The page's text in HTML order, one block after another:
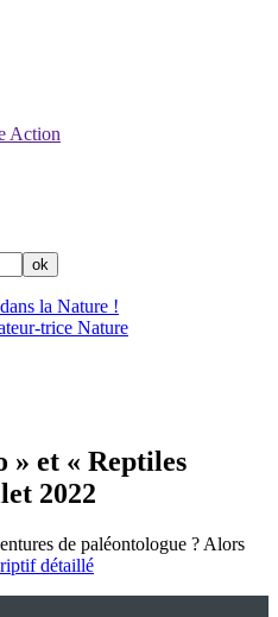
Action
la Nature !
trice Nature
» et « Reptiles
2022
de paléontologue ? Alors
détaillé